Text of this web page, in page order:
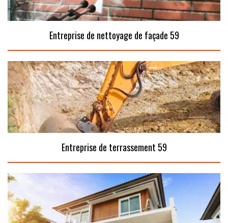
Entreprise de nettoyage de façade 59
Entreprise de terrassement 59